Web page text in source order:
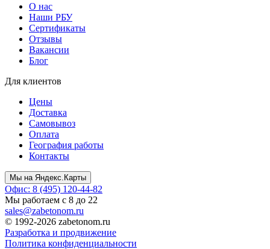
О нас
Наши РБУ
Сертификаты
Отзывы
Вакансии
Блог
Для клиентов
Цены
Доставка
Самовывоз
Оплата
География работы
Контакты
Мы на Яндекс.Карты
Офис: 8 (495) 120-44-82
Мы работаем с 8 до 22
sales@zabetonom.ru
© 1992-2026 zabetonom.ru
Разработка и продвижение
Политика конфиденциальности